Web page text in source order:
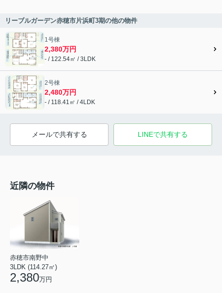
リーブルガーデン赤穂市片浜町3期の他の物件
1号棟
2,380万円
- / 122.54㎡ / 3LDK
2号棟
2,480万円
- / 118.41㎡ / 4LDK
メールで共有する LINEで共有する
近隣の物件
赤穂市南野中
3LDK (114.27㎡)
2,380万円